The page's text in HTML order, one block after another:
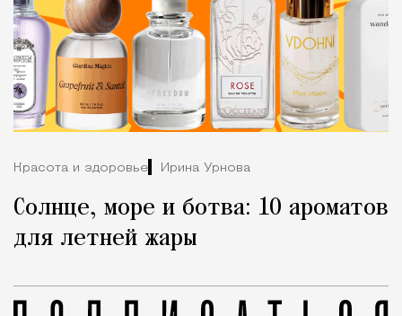
Красота и здоровье Ирина Урнова
Солнце, море и ботва: 10 ароматов
для летней жары